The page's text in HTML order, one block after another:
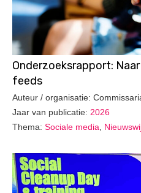
Onderzoeksrapport:
feeds
Auteur / organisatie:
Jaar van publicatie: 2026
Thema: Sociale media